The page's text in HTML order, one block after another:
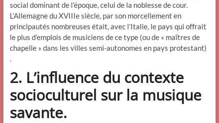
social dominant de l’époque, celui de la noblesse de cour.
L’Allemagne du XVIIIe siècle, par son morcellement en
principautés nombreuses était, avec l’Italie, le pays qui offrait
le plus d’emplois de musiciens de ce type (ou de « maîtres de
chapelle » dans les villes semi-autonomes en pays protestant)
.
2. L’influence du contexte
socioculturel sur la musique
savante.